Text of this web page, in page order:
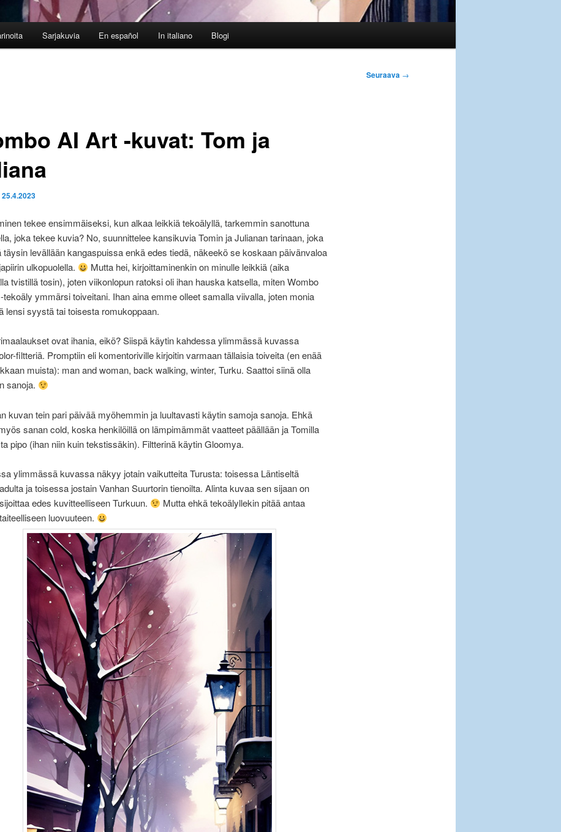
Sarjakuvia En español In italiano Blogi
Seuraava →
AI Art -kuvat: Tom ja
25.4.2023
tekee ensimmäiseksi, kun alkaa leikkiä tekoälyllä, tarkemmin sanottuna
joka tekee kuvia? No, suunnittelee kansikuvia Tomin ja Julianan tarinaan, joka
täysin levällään kangaspuissa enkä edes tiedä, näkeekö se koskaan päivänvaloa
ulkopuolella.
Mutta hei, kirjoittaminenkin on minulle leikkiä (aika
tvistillä tosin), joten viikonlopun ratoksi oli ihan hauska katsella, miten Wombo
tekoäly ymmärsi toiveitani. Ihan aina emme olleet samalla viivalla, joten monia
lensi syystä tai toisesta romukoppaan.
ovat ihania, eikö? Siispä käytin kahdessa ylimmässä kuvassa
filtteriä. Promptiin eli komentoriville kirjoitin varmaan tällaisia toiveita (en enää
muista): man and woman, back walking, winter, Turku. Saattoi siinä olla
sanoja.
kuvan tein pari päivää myöhemmin ja luultavasti käytin samoja sanoja. Ehkä
sanan cold, koska henkilöillä on lämpimämmät vaatteet päällään ja Tomilla
pipo (ihan niin kuin tekstissäkin). Filtterinä käytin Gloomya.
ylimmässä kuvassa näkyy jotain vaikutteita Turusta: toisessa Läntiseltä
ja toisessa jostain Vanhan Suurtorin tienoilta. Alinta kuvaa sen sijaan on
edes kuvitteelliseen Turkuun.
Mutta ehkä tekoälyllekin pitää antaa
luovuuteen.